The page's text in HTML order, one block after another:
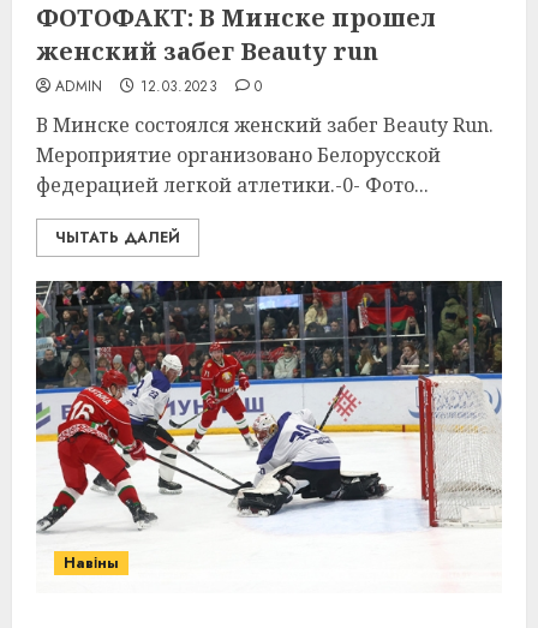
ФОТОФАКТ: В Минске прошел
женский забег Beauty run
ADMIN 12.03.2023 0
В Минске состоялся женский забег Beauty Run.
Мероприятие организовано Белорусской
федерацией легкой атлетики.-0- Фото...
ЧЫТАТЬ ДАЛЕЙ
Навіны